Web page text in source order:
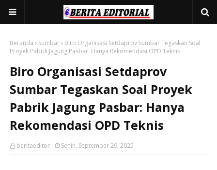
Beranda Sumbar
Biro Organisasi Setdaprov Sumbar Tegaskan Soal
Proyek Pabrik Jagung Pasbar: Hanya Rekomendasi OPD Teknis
Biro Organisasi Setdaprov
Sumbar Tegaskan Soal Proyek
Pabrik Jagung Pasbar: Hanya
Rekomendasi OPD Teknis
beritaeditor Senin, September 29, 2025